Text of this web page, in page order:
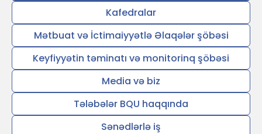
Kafedralar
Mətbuat və İctimaiyyətlə Əlaqələr şöbəsi
Keyfiyyətin təminatı və monitorinq şöbəsi
Media və biz
Tələbələr BQU haqqında
Sənədlərlə iş